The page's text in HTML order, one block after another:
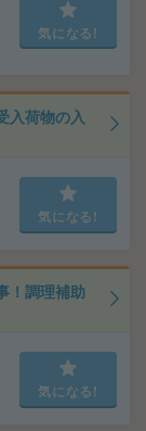
気になる!
入荷物の入
気になる!
！調理補助
気になる!